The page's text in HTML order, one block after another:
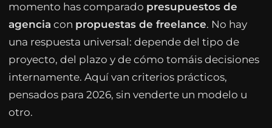
momento has comparado presupuestos de
agencia con propuestas de freelance. No hay
una respuesta universal: depende del tipo de
proyecto, del plazo y de cómo tomáis decisiones
internamente. Aquí van criterios prácticos,
pensados para 2026, sin venderte un modelo u
otro.